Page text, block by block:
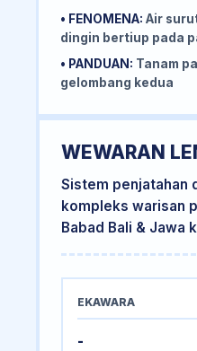
• FENOMENA: Air
dingin bertiup pada
• PANDUAN: Tanam
gelombang kedua
WEWARAN
Sistem penjatahan
kompleks warisan
Babad Bali & Jawa
EKAWARA
-